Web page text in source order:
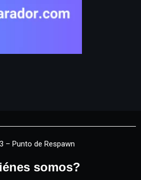
– Punto de Respawn
somos?